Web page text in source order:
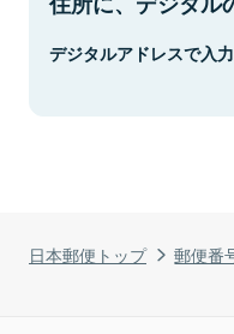
日本郵便トップ 郵便番
デジタルアドレスで入